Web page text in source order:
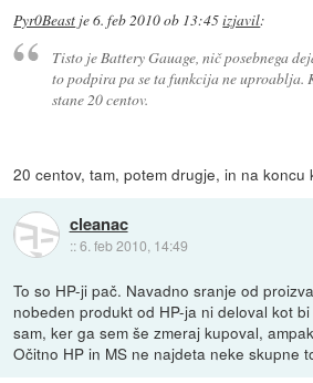
Pyr0Beast je6. feb 2010 ob 13:45izjavil:
Tisto je Battery Gauage, nič posebnega
to podpira pa se ta funkcija ne uproablja.
stane 20 centov.
20 centov, tam, potem drugje, in na koncu
cleanac
::6. feb 2010, 14:49
To so HP-ji pač. Navadno sranje od
nobeden produkt od HP-ja ni deloval kot
sam, ker ga sem še zmeraj kupoval,
Očitno HP in MS ne najdeta neke skupne